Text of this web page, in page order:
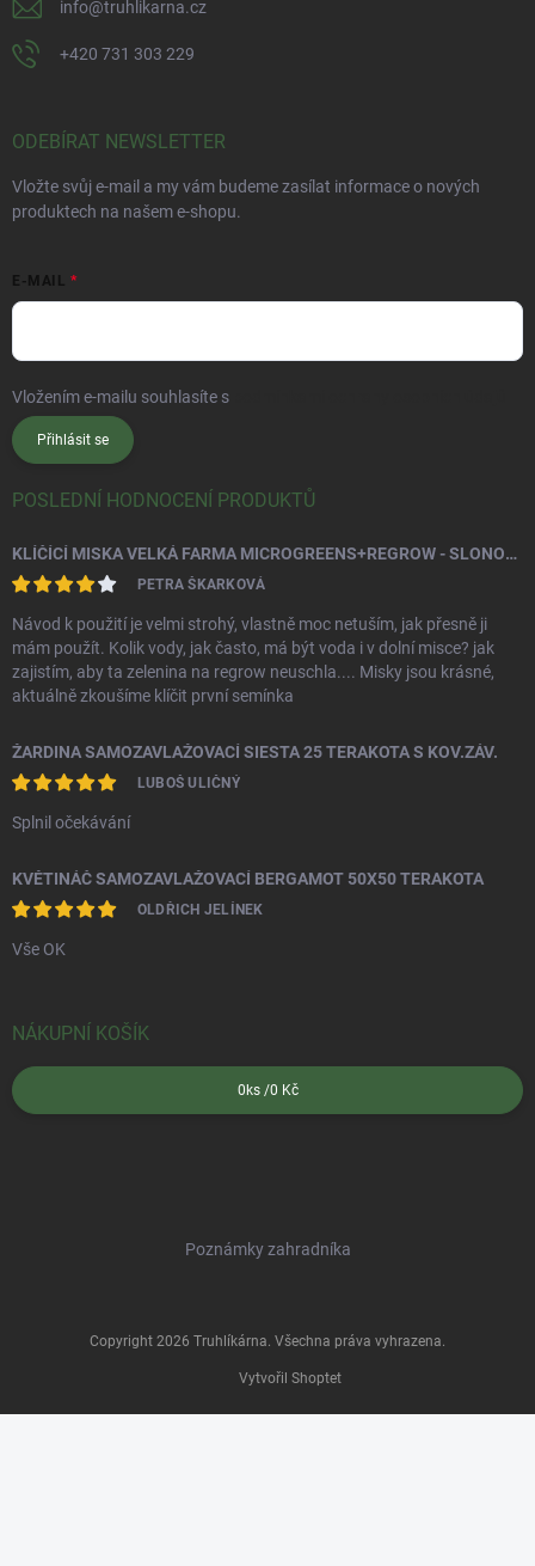
info@truhlikarna.cz
+420 731 303 229
ODEBÍRAT NEWSLETTER
Vložte svůj e-mail a my vám budeme zasílat informace o nových
produktech na našem e-shopu.
E-MAIL
Vložením e-mailu souhlasíte s
Přihlásit se
POSLEDNÍ HODNOCENÍ PRODUKTŮ
KLÍČÍCÍ MISKA VELKÁ FARMA MICROGREENS+REGROW - SLONOVÁ KOST
PETRA ŠKARKOVÁ
Návod k použití je velmi strohý, vlastně moc netuším, jak přesně ji
mám použít. Kolik vody, jak často, má být voda i v dolní misce? jak
zajistím, aby ta zelenina na regrow neuschla.... Misky jsou krásné,
aktuálně zkoušíme klíčit první semínka
ŽARDINA SAMOZAVLAŽOVACÍ SIESTA 25 TERAKOTA S KOV.ZÁV.
LUBOŠ ULIČNÝ
Splnil očekávání
KVĚTINÁČ SAMOZAVLAŽOVACÍ BERGAMOT 50X50 TERAKOTA
OLDŘICH JELÍNEK
Vše OK
NÁKUPNÍ KOŠÍK
0 ks /0 Kč
Poznámky zahradníka
Vytvořil Shoptet
Copyright 2026 Truhlíkárna. Všechna práva vyhrazena.